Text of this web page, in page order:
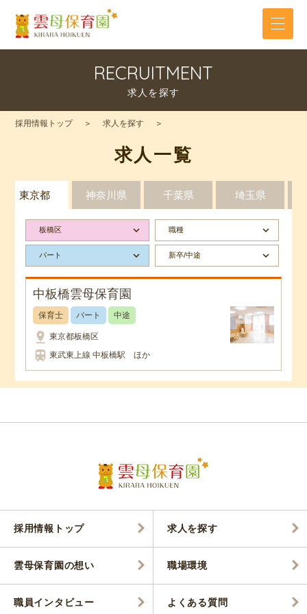
RECRUITMENT
求人を探す
採用情報トップ 求人を探す
求人一覧
東京都 神奈川県 千葉県 埼玉県
板橋区 keyboard_arrow_down 職種 keyboard_arrow_down
パート keyboard_arrow_down 新卒/中途 keyboard_arrow_down
中板橋雲母保育園
保育士 パート 中途
pin_drop 東京都板橋区
train 東武東上線 中板橋駅 ほか
採用情報トップ 求人を探す
雲母保育園の想い 職場環境
職員インタビュー よくある質問